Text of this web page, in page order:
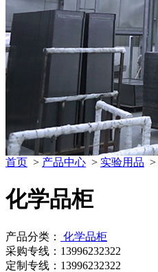
首页 > 产品中心 > 实验用品 >
化学品柜
产品分类：
化学品柜
采购专线： 13996232322
定制专线： 13996232322